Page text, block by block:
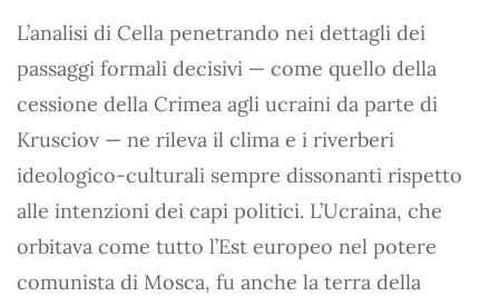
L’analisi di Cella penetrando nei dettagli dei
passaggi formali decisivi — come quello della
cessione della Crimea agli ucraini da parte di
Krusciov — ne rileva il clima e i riverberi
ideologico-culturali sempre dissonanti rispetto
alle intenzioni dei capi politici. L’Ucraina, che
orbitava come tutto l’Est europeo nel potere
comunista di Mosca, fu anche la terra della